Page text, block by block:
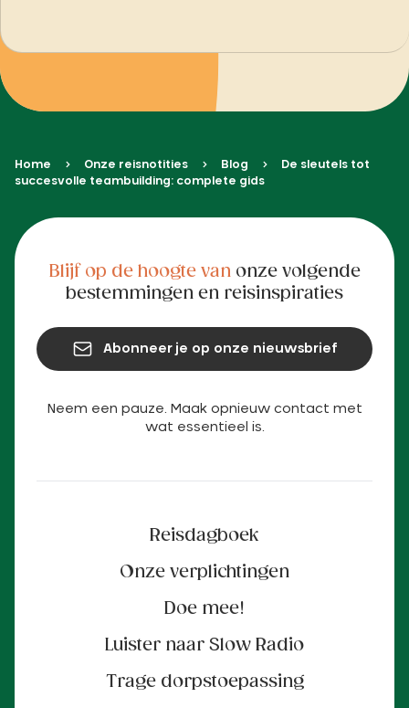
Home Onze reisnotities Blog
De sleutels tot
succesvolle teambuilding: complete gids
Neem een pauze. Maak opnieuw contact met
wat essentieel is.
Reisdagboek
Onze verplichtingen
Doe mee!
Luister naar Slow Radio
Trage dorpstoepassing
Blijf op de hoogte vanonze volgende
bestemmingen en reisinspiraties
Abonneer je op onze nieuwsbrief